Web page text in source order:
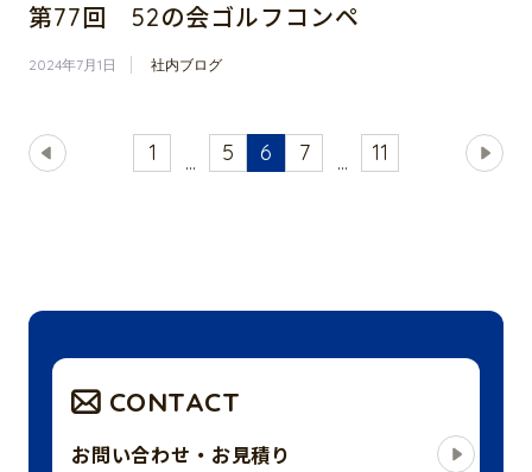
第77回 52の会ゴルフコンペ
2024年7月1日 社内ブログ
1 ... 5 6 7 ... 11
CONTACT
お問い合わせ・お見積り